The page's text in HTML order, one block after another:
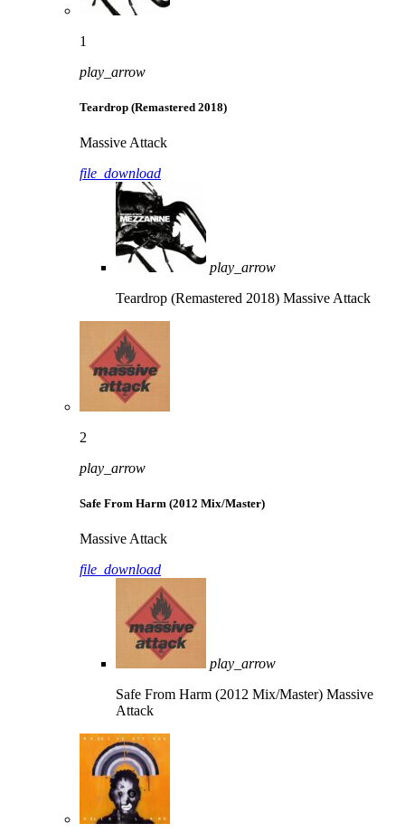
1
play_arrow
Teardrop (Remastered 2018)
Massive Attack
file_download
play_arrow
Teardrop (Remastered 2018) Massive Attack
2
play_arrow
Safe From Harm (2012 Mix/Master)
Massive Attack
file_download
play_arrow
Safe From Harm (2012 Mix/Master) Massive
Attack